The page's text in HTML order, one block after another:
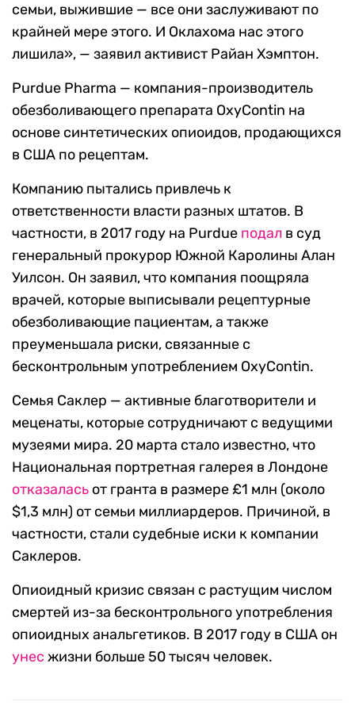
семьи, выжившие — все они заслуживают по
крайней мере этого. И Оклахома нас этого
лишила», — заявил активист Райан Хэмптон.
Purdue Pharma — компания-производитель
обезболивающего препарата OxyContin на
основе синтетических опиоидов, продающихся
в США по рецептам.
Компанию пытались привлечь к
ответственности власти разных штатов. В
частности, в 2017 году на Purdue подал в суд
генеральный прокурор Южной Каролины Алан
Уилсон. Он заявил, что компания поощряла
врачей, которые выписывали рецептурные
обезболивающие пациентам, а также
преуменьшала риски, связанные с
бесконтрольным употреблением OxyContin.
Семья Саклер — активные благотворители и
меценаты, которые сотрудничают с ведущими
музеями мира. 20 марта стало известно, что
Национальная портретная галерея в Лондоне
отказалась от гранта в размере £1 млн (около
$1,3 млн) от семьи миллиардеров. Причиной, в
частности, стали судебные иски к компании
Саклеров.
Опиоидный кризис связан с растущим числом
смертей из-за бесконтрольного употребления
опиоидных анальгетиков. В 2017 году в США он
унес жизни больше 50 тысяч человек.